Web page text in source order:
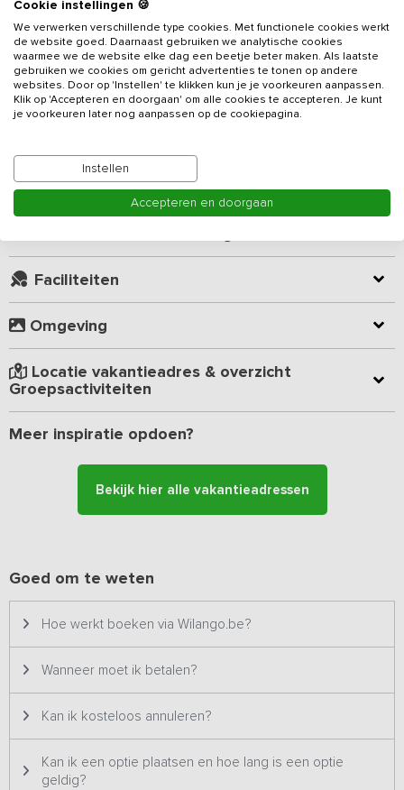
Dit vakantieadresis gelegen op een actief melkveebedrijf in de
Alblasserwaard. Midden in de polder van dit oer-Hollandse
lanschap en toch ook vlakbij de bruisende steden Rotterdam en
Utrecht. Voor ieder wat wils dus bij deze locatie!
(douche, toilet en wastafel) en geschikt voor groepen tot 16
personen. In de gezamenlijke ruimte vind je twee heerlijke banken
en verschillende tafels en stoelen waar je gezamenlijk kunt eten.
De riante keuken is van alle gemakken voorzien zoals 4-pits
Iedere slaapkamer is voorzien van TV en zithoek. Vanuit de
slaapkamer heb je een schitterend uitzicht over het mooie
polderlandschap met de slootjes en knotwilgen.
Buiten zijn er verschillende terrasjes waar je heerlijk kunt zitten.
Vanuit het verblijf kijk je uit over het prachtige landschap én kun je
een kijkje nemen bij de koeien!
Kamer indeling
Faciliteiten
Omgeving
Locatie vakantieadres & overzicht
Groepsactiviteiten
Meer inspiratie opdoen?
Bekijk hier alle vakantieadressen
Goed om te weten
Hoe werkt boeken via Wilango.be?
Wanneer moet ik betalen?
Kan ik kosteloos annuleren?
Kan ik een optie plaatsen en hoe lang is een optie
geldig?
Cookie instellingen 🍪
We verwerken verschillende type cookies. Met functionele cookies werkt
de website goed. Daarnaast gebruiken we analytische cookies
waarmee we de website elke dag een beetje beter maken. Als laatste
gebruiken we cookies om gericht advertenties te tonen op andere
websites. Door op 'Instellen' te klikken kun je je voorkeuren aanpassen.
Klik op 'Accepteren en doorgaan' om alle cookies te accepteren. Je kunt
je voorkeuren later nog aanpassen op de cookiepagina.
Instellen
Accepteren en doorgaan